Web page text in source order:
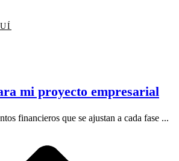
mi proyecto empresarial
financieros que se ajustan a cada fase ...